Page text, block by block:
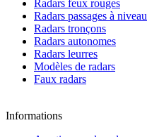
Radars feux rouges
Radars passages à niveau
Radars tronçons
Radars autonomes
Radars leurres
Modèles de radars
Faux radars
Informations